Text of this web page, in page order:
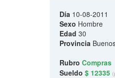
Día 10-08-2011
Sexo Hombre
Edad 30
Provincia
Rubro Compras
Sueldo $ 12335